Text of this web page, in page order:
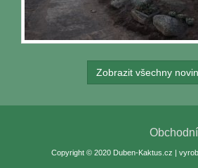
Zobrazit všechny
Copyright © 2020 Duben-Kaktus.cz |